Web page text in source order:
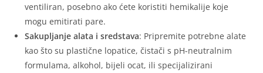
ventiliran, posebno ako ćete koristiti hemikalije koje
mogu emitirati pare.
Sakupljanje alata i sredstava: Pripremite potrebne alate
kao što su plastične lopatice, čistači s pH-neutralnim
formulama, alkohol, bijeli ocat, ili specijalizirani